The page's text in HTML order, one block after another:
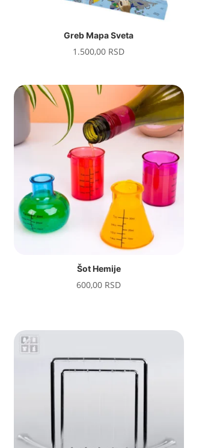
Greb Mapa Sveta
1.500,00 RSD
Šot Hemije
600,00 RSD